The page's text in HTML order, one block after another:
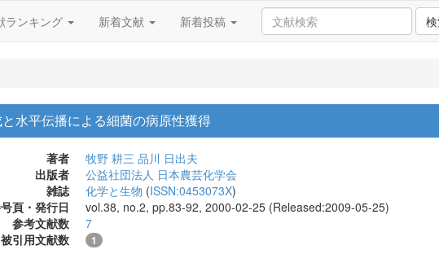
ランキング 新着文献 新着投稿
水平伝播による細菌の病原性獲得
著者 牧野 耕三 品川 日出夫
出版者
公益社団法人 日本農芸化学会
雑誌
化学と生物 (ISSN:0453073X)
頁・発行日
vol.38, no.2, pp.83-92, 2000-02-25 (Released:2009-05-25)
参考文献数
7
被引用文献数
1